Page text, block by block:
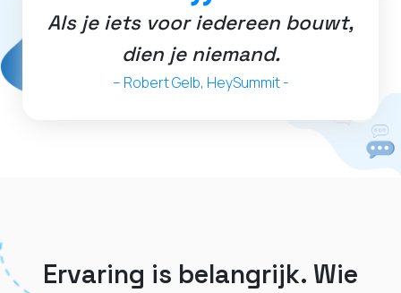
Als je iets voor iedereen bouwt,
dien je niemand.
– Robert Gelb, HeySummit -
Ervaring is belangrijk. Wie